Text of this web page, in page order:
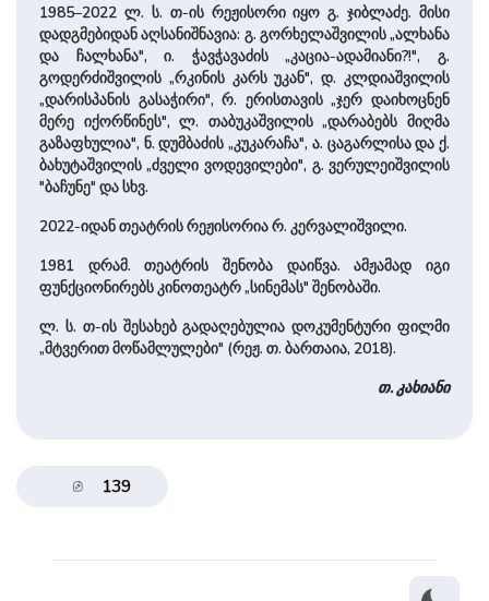
1985–2022 ლ. ს. თ-ის რეჟისორი იყო გ. ჯიბლაძე. მისი
დადგმებიდან აღსანიშნავია: გ. გორხელაშვილის „ალხანა
და ჩალხანა", ი. ჭავჭავაძის „კაცია-ადამიანი?!", გ.
გოდერძიშვილის „რკინის კარს უკან", დ. კლდიაშვილის
„დარისპანის გასაჭირი", რ. ერისთავის „ჯერ დაიხოცნენ
მერე იქორწინეს", ლ. თაბუკაშვილის „დარაბებს მიღმა
გაზაფხულია", ნ. დუმბაძის „კუკარაჩა", ა. ცაგარლისა და ქ.
ბახუტაშვილის „ძველი ვოდევილები", გ. ვერულეიშვილის
"ბაჩუნე" და სხვ.
2022-იდან თეატრის რეჟისორია რ. კერვალიშვილი.
1981 დრამ. თეატრის შენობა დაიწვა. ამჟამად იგი
ფუნქციონირებს კინოთეატრ „სინემას" შენობაში.
ლ. ს. თ-ის შესახებ გადაღებულია დოკუმენტური ფილმი
„მტვერით მოწამლულები" (რეჟ. თ. ბართაია, 2018).
თ. კახიანი
139